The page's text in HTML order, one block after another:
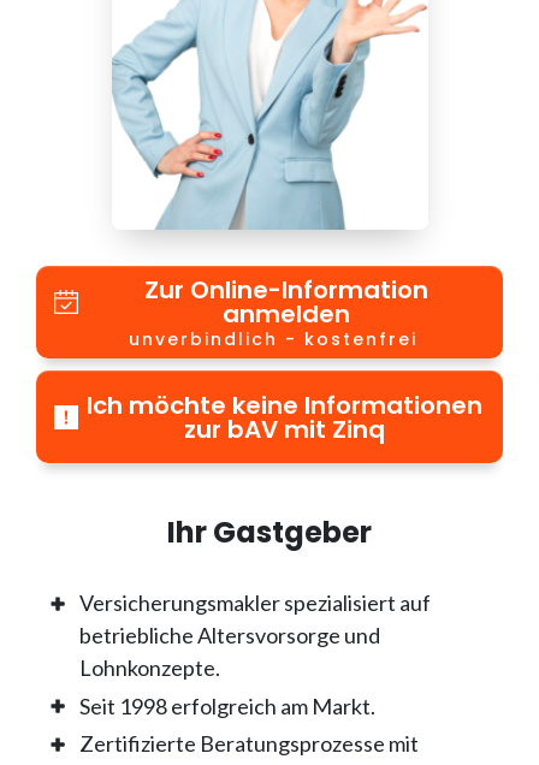
Zur Online-Information
anmelden
unverbindlich - kostenfrei
Ich möchte keine Informationen
zur bAV mit Zinq
Ihr Gastgeber
Versicherungsmakler spezialisiert auf
betriebliche Altersvorsorge und
Lohnkonzepte.
Seit 1998 erfolgreich am Markt.
Zertifizierte Beratungsprozesse mit